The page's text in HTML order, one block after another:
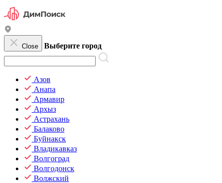
Close Выберите город
Азов
Анапа
Армавир
Архыз
Астрахань
Балаково
Буйнакск
Владикавказ
Волгоград
Волгодонск
Волжский